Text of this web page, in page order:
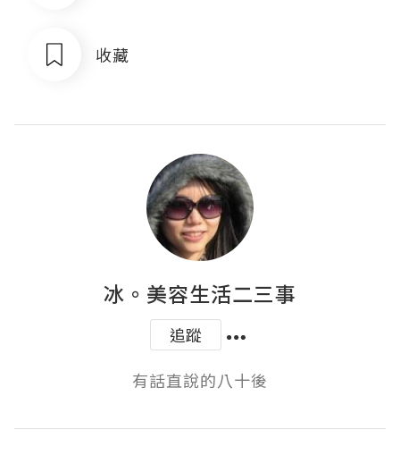
收藏
冰。美容生活二三事
追蹤
有話直說的八十後